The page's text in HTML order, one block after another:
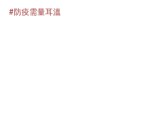
#防疫需量耳溫